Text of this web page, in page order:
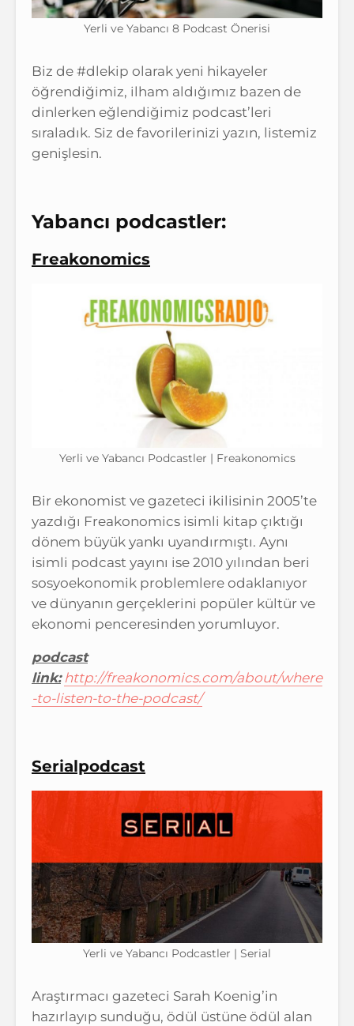
Yerli ve Yabancı 8 Podcast Önerisi
Biz de #dlekip olarak yeni hikayeler
öğrendiğimiz, ilham aldığımız bazen de
dinlerken eğlendiğimiz podcast’leri
sıraladık. Siz de favorilerinizi yazın, listemiz
genişlesin.
Yabancı podcastler:
Freakonomics
Yerli ve Yabancı Podcastler | Freakonomics
Bir ekonomist ve gazeteci ikilisinin 2005’te
yazdığı Freakonomics isimli kitap çıktığı
dönem büyük yankı uyandırmıştı. Aynı
isimli podcast yayını ise 2010 yılından beri
sosyoekonomik problemlere odaklanıyor
ve dünyanın gerçeklerini popüler kültür ve
ekonomi penceresinden yorumluyor.
podcast
link: http://freakonomics.com/about/where
-to-listen-to-the-podcast/
Serialpodcast
Yerli ve Yabancı Podcastler | Serial
Araştırmacı gazeteci Sarah Koenig’in
hazırlayıp sunduğu, ödül üstüne ödül alan